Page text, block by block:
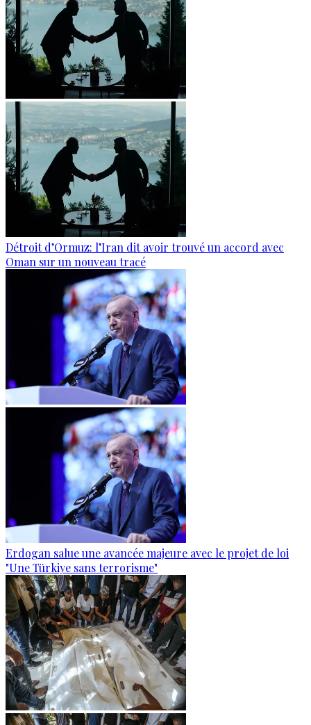
Détroit d’Ormuz: l’Iran dit avoir trouvé un accord avec
Oman sur un nouveau tracé
Erdogan salue une avancée majeure avec le projet de loi
"Une Türkiye sans terrorisme"